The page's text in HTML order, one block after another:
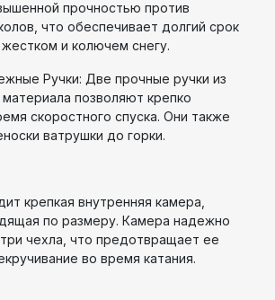
прочностью против
что обеспечивает долгий срок
и колючем снегу.
Ручки: Две прочные ручки из
позволяют крепко
скоростного спуска. Они также
ватрушки до горки.
крепкая внутренняя камера,
по размеру. Камера надежно
чехла, что предотвращает ее
во время катания.